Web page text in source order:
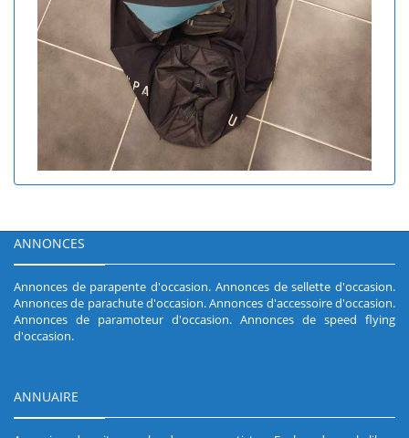
ANNONCES
Annonces de parapente d'occasion. Annonces de sellette d'occasion.
Annonces de parachute d'occasion.Annonces d'accessoire d'occasion.
Annonces de paramoteur d'occasion. Annonces de speed flying
d'occasion.
ANNUAIRE